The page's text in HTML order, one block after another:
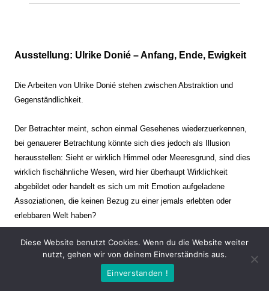
Ausstellung: Ulrike Donié – Anfang, Ende, Ewigkeit
Die Arbeiten von Ulrike Donié stehen zwischen Abstraktion und
Gegenständlichkeit.
Der Betrachter meint, schon einmal Gesehenes wiederzuerkennen,
bei genauerer Betrachtung könnte sich dies jedoch als Illusion
herausstellen: Sieht er wirklich Himmel oder Meeresgrund, sind dies
wirklich fischähnliche Wesen, wird hier überhaupt Wirklichkeit
abgebildet oder handelt es sich um mit Emotion aufgeladene
Assoziationen, die keinen Bezug zu einer jemals erlebten oder
erlebbaren Welt haben?
Verharren und Dynamik stehen sich dabei gegenüber. Zeit steht still
oder verrinnt im Nu. Es soll dabei eine Spannung, auch farblich, bis
zur Schmerzgrenze erzeugt werden. Die Arbeiten stellen ambivalente
Diese Website benutzt Cookies. Wenn du die Website weiter
nutzt, gehen wir von deinem Einverständnis aus.
Einverstanden !